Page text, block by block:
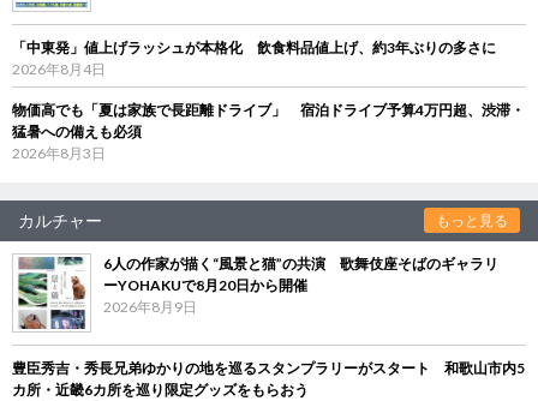
「中東発」値上げラッシュが本格化 飲食料品値上げ、約3年ぶりの多さに
2026年8月4日
物価高でも「夏は家族で長距離ドライブ」 宿泊ドライブ予算4万円超、渋滞・
猛暑への備えも必須
2026年8月3日
カルチャー もっと見る
6人の作家が描く“風景と猫”の共演 歌舞伎座そばのギャラリ
ーYOHAKUで8月20日から開催
2026年8月9日
豊臣秀吉・秀長兄弟ゆかりの地を巡るスタンプラリーがスタート 和歌山市内5
カ所・近畿6カ所を巡り限定グッズをもらおう